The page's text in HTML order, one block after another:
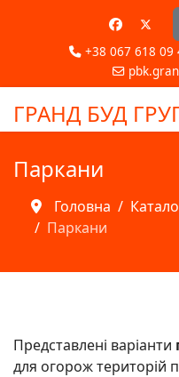
+38 067 618 09
ГРАНД БУД
Паркани
Головна
Паркани
Представлені варіанти
для огорож територій